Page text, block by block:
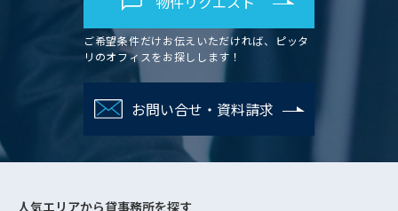
ご希望条件だけお伝えいただければ、ピッタ
リのオフィスをお探しします！
お問い合せ・資料請求
人気エリアから貸事務所を探す